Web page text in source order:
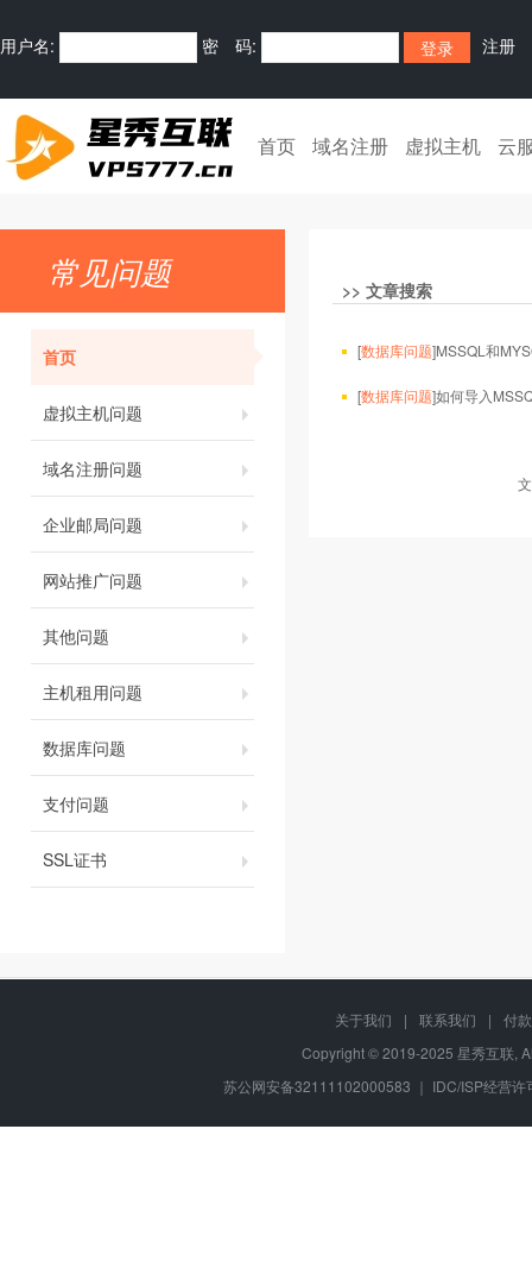
用户名: 密 码: 注册
首页 域名注册 虚拟主机 云
常见问题
首页
虚拟主机问题
域名注册问题
企业邮局问题
网站推广问题
其他问题
主机租用问题
数据库问题
支付问题
SSL证书
>> 文章搜索
[数据库问题]MSSQL和
[数据库问题]如何导入
关于我们 | 联系我们 |
付
Copyright © 2019-2025 星秀互联,
苏公网安备32111102000583 ｜ IDC/ISP经营